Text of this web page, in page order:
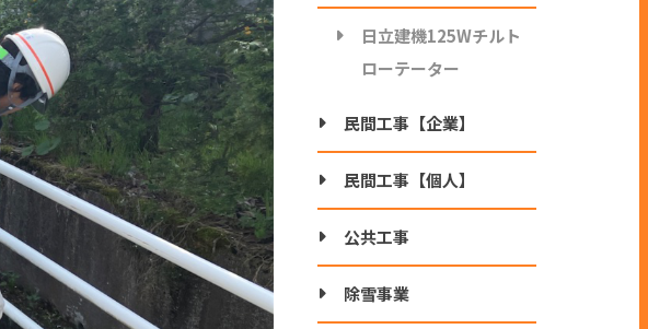
日立建機125Wチルト
ローテーター
民間工事【企業】
民間工事【個人】
公共工事
除雪事業